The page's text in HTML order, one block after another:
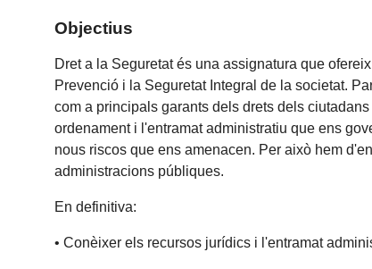
Objectius
Dret a la Seguretat és una assignatura que
Prevenció i la Seguretat Integral de la societat.
com a principals garants dels drets dels
ordenament i l'entramat administratiu que ens
nous riscos que ens amenacen. Per això hem
administracions públiques.
En definitiva:
• Conèixer els recursos jurídics i l'entramat